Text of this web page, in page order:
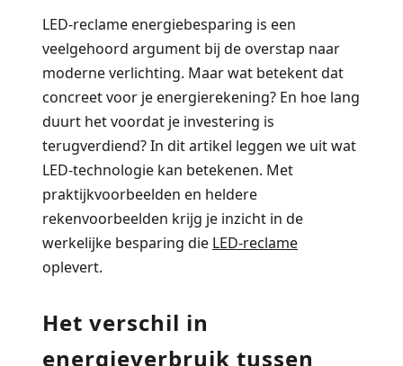
LED-reclame energiebesparing is een
veelgehoord argument bij de overstap naar
moderne verlichting. Maar wat betekent dat
concreet voor je energierekening? En hoe lang
duurt het voordat je investering is
terugverdiend? In dit artikel leggen we uit wat
LED-technologie kan betekenen. Met
praktijkvoorbeelden en heldere
rekenvoorbeelden krijg je inzicht in de
werkelijke besparing die LED-reclame
oplevert.
Het verschil in
energieverbruik tussen